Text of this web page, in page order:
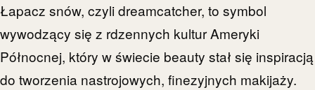
Łapacz snów, czyli dreamcatcher, to symbol
wywodzący się z rdzennych kultur Ameryki
Północnej, który w świecie beauty stał się inspiracją
do tworzenia nastrojowych, finezyjnych makijaży.